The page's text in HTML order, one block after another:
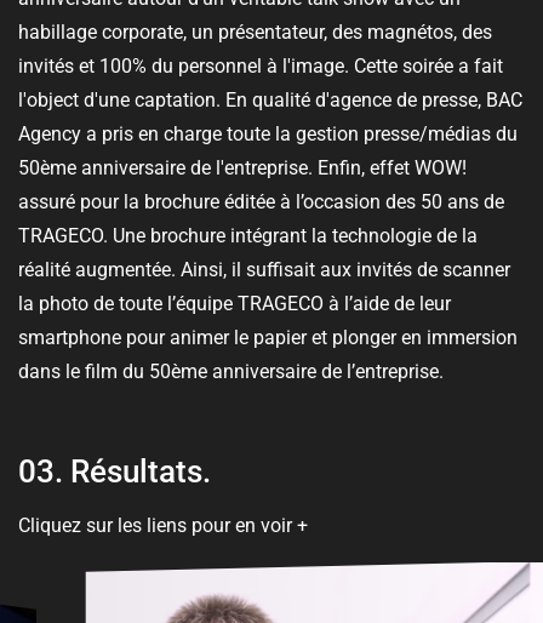
habillage corporate, un présentateur, des magnétos, des
invités et 100% du personnel à l'image. Cette soirée a fait
l'object d'une captation. En qualité d'agence de presse, BAC
Agency a pris en charge toute la gestion presse/médias du
50ème anniversaire de l'entreprise. Enfin, effet WOW!
assuré pour la brochure éditée à l’occasion des 50 ans de
TRAGECO. Une brochure intégrant la technologie de la
réalité augmentée. Ainsi, il suffisait aux invités de scanner
la photo de toute l’équipe TRAGECO à l’aide de leur
smartphone pour animer le papier et plonger en immersion
dans le film du 50ème anniversaire de l’entreprise.
03. Résultats.
Cliquez sur les liens pour en voir +